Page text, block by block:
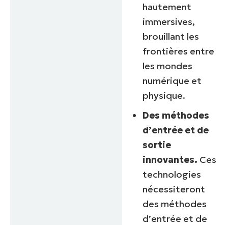
hautement
immersives,
brouillant les
frontières entre
les mondes
numérique et
physique.
Des méthodes
d’entrée et de
sortie
innovantes. Ces
technologies
nécessiteront
des méthodes
d’entrée et de